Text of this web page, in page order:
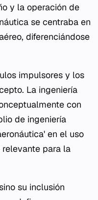
y la operación de
se centraba en
diferenciándose
impulsores y los
La ingeniería
con
de ingeniería
en el uso
para la
su inclusión